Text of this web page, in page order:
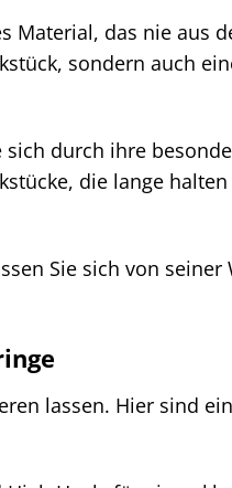
Material, das nie aus
sondern auch
sich durch ihre
die lange
Sie sich von seiner
lassen. Hier sind